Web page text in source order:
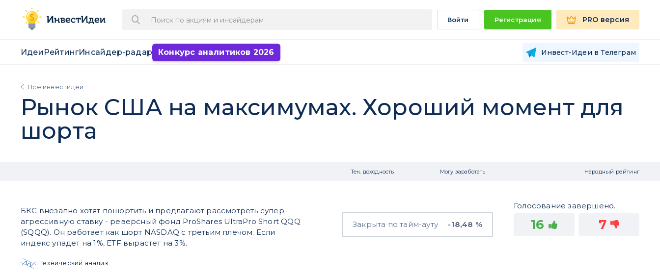
Войти Регистрация PRO версия
Идеи РейтингИнсайдер-радар Конкурс аналитиков 2026 Инвест-Идеи в Телеграм
Все инвестидеи
Рынок США на максимумах. Хороший момент для
шорта
Тек. доходность Могу заработать Народный рейтинг
БКС внезапно хотят пошортить и предлагают рассмотреть супер-
агрессивную ставку - реверсный фонд ProShares UltraPro Short QQQ
(SQQQ). Он работает как шорт NASDAQ с третьим плечом. Если
индекс упадет на 1%, ETF вырастет на 3%.
Закрыта по тайм-ауту -18,48 %
Голосование завершено.
16 7
Технический анализ